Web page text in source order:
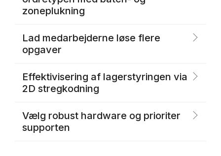
zoneplukning
Lad medarbejderne løse flere
opgaver
Effektivisering af lagerstyringen via
2D stregkodning
Vælg robust hardware og prioriter
supporten